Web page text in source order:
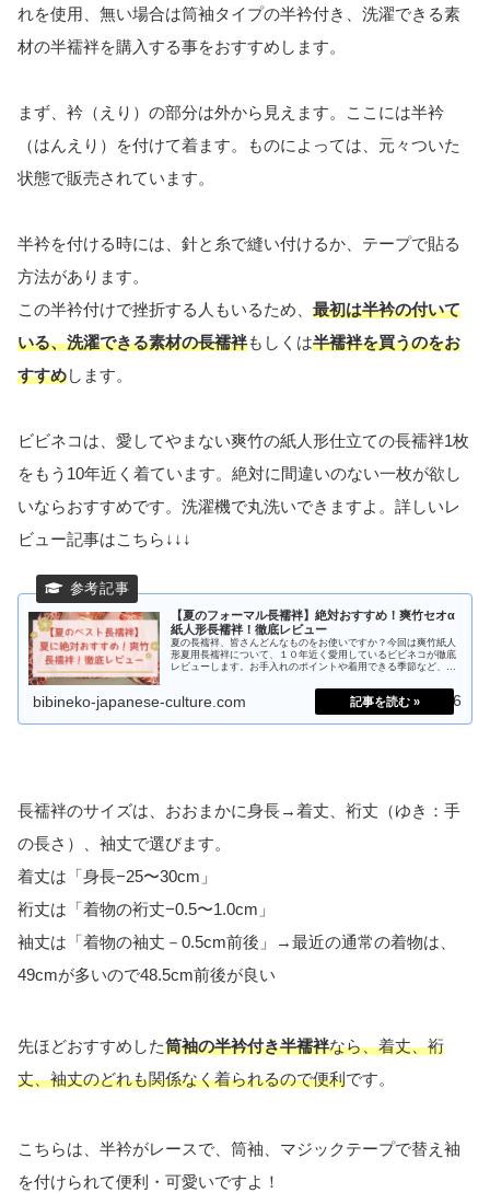
れを使用、無い場合は筒袖タイプの半衿付き、洗濯できる素
材の半襦袢を購入する事をおすすめします。
まず、衿（えり）の部分は外から見えます。ここには半衿
（はんえり）を付けて着ます。ものによっては、元々ついた
状態で販売されています。
半衿を付ける時には、針と糸で縫い付けるか、テープで貼る
方法があります。
この半衿付けで挫折する人もいるため、 最初は半衿の付いて
いる、洗濯できる素材の長襦袢もしくは半襦袢を買うのをお
すすめします。
ビビネコは、愛してやまない爽竹の紙人形仕立ての長襦袢1枚
をもう10年近く着ています。絶対に間違いのない一枚が欲し
いならおすすめです。洗濯機で丸洗いできますよ。詳しいレ
ビュー記事はこちら↓↓↓
【夏のフォーマル長襦袢】絶対おすすめ！爽竹セオα
紙人形長襦袢！徹底レビュー
夏の長襦袢、皆さんどんなものをお使いですか？今回は爽竹紙人
形夏用長襦袢について、１０年近く愛用しているビビネコが徹底
レビューします。お手入れのポイントや着用できる季節など、皆
bibineko-japanese-culture.com 2025.08.16
長襦袢のサイズは、おおまかに身長→着丈、裄丈（ゆき：手
の長さ）、袖丈で選びます。
着丈は「身長−25〜30cm」
裄丈は「着物の裄丈−0.5〜1.0cm」
袖丈は「着物の袖丈－0.5cm前後」→最近の通常の着物は、
49cmが多いので48.5cm前後が良い
先ほどおすすめした筒袖の半衿付き半襦袢なら、着丈、裄
丈、袖丈のどれも関係なく着られるので便利です。
こちらは、半衿がレースで、筒袖、マジックテープで替え袖
を付けられて便利・可愛いですよ！